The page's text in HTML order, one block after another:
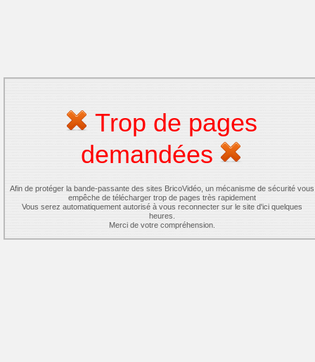
Trop de pages
demandées
Afin de protéger la bande-passante des sites BricoVidéo, un mécanisme de sécurité vous
empêche de télécharger trop de pages très rapidement
Vous serez automatiquement autorisé à vous reconnecter sur le site d'ici quelques
heures.
Merci de votre compréhension.